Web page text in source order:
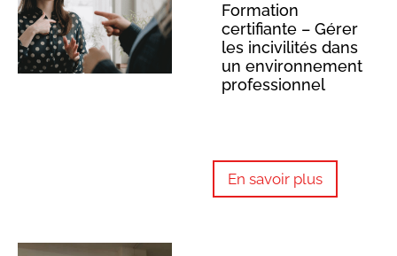
Formation
certifiante – Gérer
les incivilités dans
un environnement
professionnel
En savoir plus